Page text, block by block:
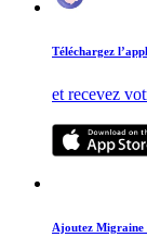
Téléchargez
et recevez
Ajoutez Migraine